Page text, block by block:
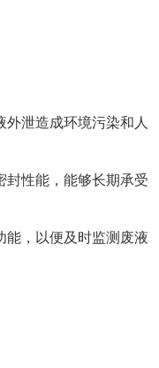
泄造成环境污染和人
封性能，能够长期承受
能，以便及时监测废液